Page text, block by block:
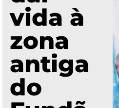
vida à
zona
antiga
do